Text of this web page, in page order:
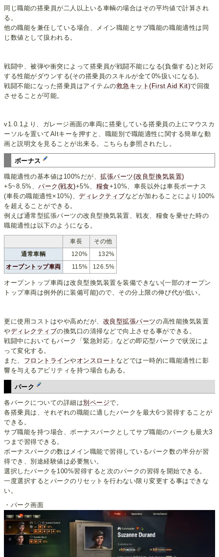
同じ職能の搭乗員が二人以上いる車輌の場合はその平均値で計算され
る。
他の職能を兼任している場合、メイン職能とサブ職能の職能適性は同
じ数値として扱われる。
戦闘中、被弾や衝突によって搭乗員が戦闘不能になる(負傷する)と対応
する性能がダウンする(その搭乗員のスキルが全て0%扱いになる)。
戦闘不能になった搭乗員はアイテムの救急キット(First Aid Kit)で回復
させることが可能。
v1.0.1より、ガレージ画面の車両に搭乗している搭乗員の上にマウスカ
ーソルを置いてAltキーを押すと、職能別で職能適性に関する簡単な動
画と説明文を見ることが出来る。こちらも参照されたし。
ボーナス
職能適性の基本値は100%だが、拡張パーツ(改良型換気装置)
+5~8.5%、パーク(戦友)+5%、 糧食+10%、車長以外は車長ボーナス
(車長の職能適性×10%)、ディレクティブなどが加わることにより100%
を超えることができる。
例えば通常型拡張パーツの改良型換気装置、戦友、糧食を乗せた時の
職能適性は以下のようになる。
車長
その他
通常車輌
120%
132%
オープントップ車両
115% 126.5%
オープントップ車両は改良型換気装置を装備できない(一部のオープン
トップ車両は例外的に装備可能)ので、その分上限の伸び代が低い。
更に使用コストはやや高めだが、 改良型拡張パーツの高性能換気装置
やディレクティブの換気口の清掃などで向上させる事ができる。
戦闘中においてもパーク「緊急対応」などの即応型パークで状況によ
って変化する。
また、 フロントラインやオンスロート などでは一時的に職能適性に影
響を与えるアビリティを持つ場合もある。
パーク
各パークについての詳細は別ページで。
各搭乗員は、それぞれの職能に適したパークを最大6つ習得することが
できる。
サブ職能を持つ場合、ボーナスパークとしてサブ職能のパークも最大3
つまで習得できる。
ボーナスパークの数はメイン職能で習得しているパーク数の半分が習
得でき、別途経験値は必要無い。
選択したパークを100%習得すると次のパークの習得を開始できる。
一度選択するとパークのリセットを行わない限り変更する事はできな
い。
・パーク画面